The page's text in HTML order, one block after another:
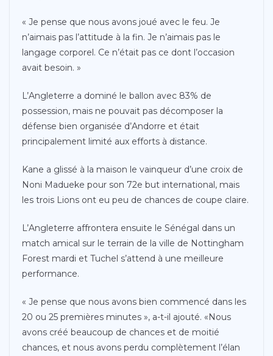
« Je pense que nous avons joué avec le feu. Je
n’aimais pas l’attitude à la fin. Je n’aimais pas le
langage corporel. Ce n’était pas ce dont l’occasion
avait besoin. »
L’Angleterre a dominé le ballon avec 83% de
possession, mais ne pouvait pas décomposer la
défense bien organisée d’Andorre et était
principalement limité aux efforts à distance.
Kane a glissé à la maison le vainqueur d’une croix de
Noni Madueke pour son 72e but international, mais
les trois Lions ont eu peu de chances de coupe claire.
L’Angleterre affrontera ensuite le Sénégal dans un
match amical sur le terrain de la ville de Nottingham
Forest mardi et Tuchel s’attend à une meilleure
performance.
« Je pense que nous avons bien commencé dans les
20 ou 25 premières minutes », a-t-il ajouté. «Nous
avons créé beaucoup de chances et de moitié
chances, et nous avons perdu complètement l’élan